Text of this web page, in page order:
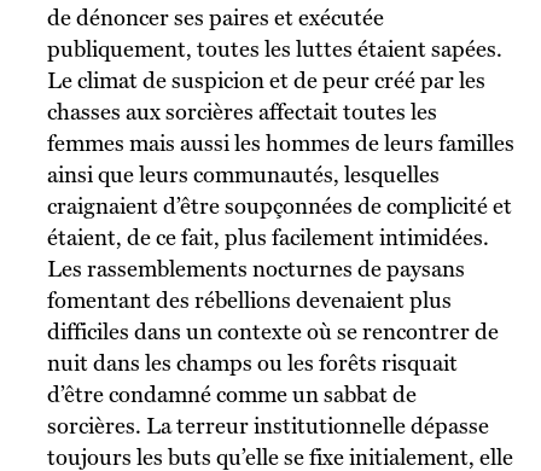
de dénoncer ses paires et exécutée
publiquement, toutes les luttes étaient sapées.
Le climat de suspicion et de peur créé par les
chasses aux sorcières affectait toutes les
femmes mais aussi les hommes de leurs familles
ainsi que leurs communautés, lesquelles
craignaient d’être soupçonnées de complicité et
étaient, de ce fait, plus facilement intimidées.
Les rassemblements nocturnes de paysans
fomentant des rébellions devenaient plus
difficiles dans un contexte où se rencontrer de
nuit dans les champs ou les forêts risquait
d’être condamné comme un sabbat de
sorcières. La terreur institutionnelle dépasse
toujours les buts qu’elle se fixe initialement, elle